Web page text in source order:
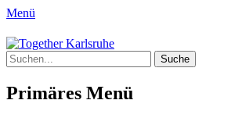
Menü
Together Karlsruhe
Integration von jungen
Fluchterfahrung und
Migrationshintergrund
Suche
nach:
Primäres Menü